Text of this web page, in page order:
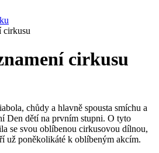
cirkusu
cirkusu
chůdy a hlavně spousta smíchu a
Den dětí na prvním stupni. O tyto
se svou oblíbenou cirkusovou dílnou,
už poněkolikáté k oblíbeným akcím.